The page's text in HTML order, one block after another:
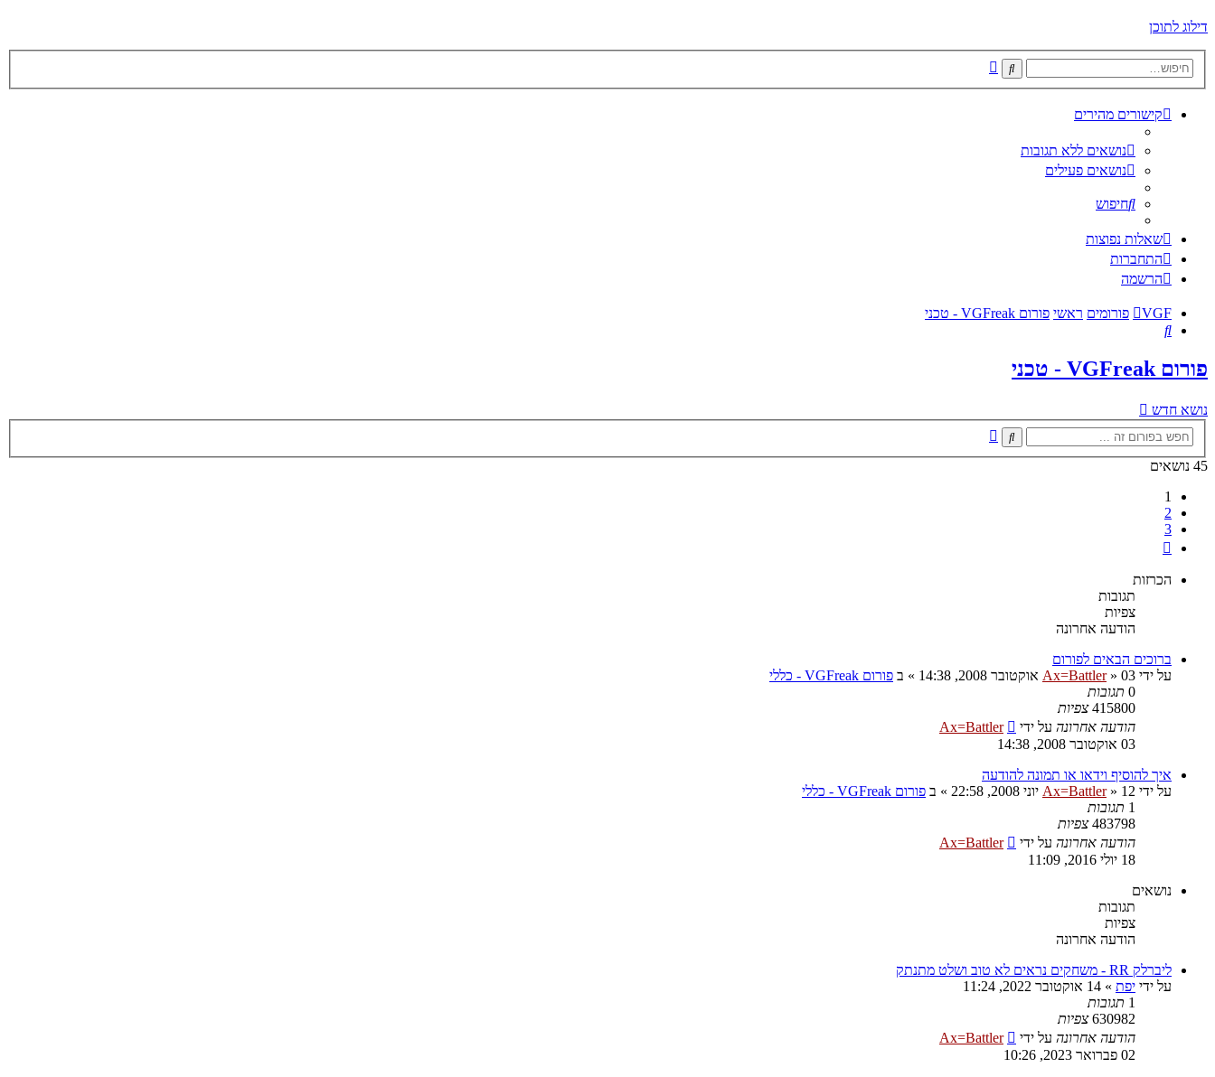
דילוג לתוכן
חיפוש
קישורים מהירים
נושאים ללא תגובות
נושאים פעילים
חיפוש
שאלות נפוצות
התחברות
הרשמה
VGF פורומים ראשי פורום VGFreak - טכני
חיפוש
פורום VGFreak - טכני
נושא חדש
חיפוש
45 נושאים
1
2
3
הכרזות
תגובות
צפיות
הודעה אחרונה
ברוכים הבאים לפורום
על ידי
Ax=Battler» 03 אוקטובר 2008, 14:38 » ב פורום VGFreak - כללי
0 תגובות
415800 צפיות
הודעה אחרונה על ידי
Ax=Battler
03 אוקטובר 2008, 14:38
איך להוסיף וידאו או תמונה להודעה
על ידי
Ax=Battler» 12 יוני 2008, 22:58 » ב פורום VGFreak - כללי
1 תגובות
483798 צפיות
הודעה אחרונה על ידי
Ax=Battler
18 יולי 2016, 11:09
נושאים
תגובות
צפיות
הודעה אחרונה
ליברלק RR - משחקים נראים לא טוב ושלט מתנתק
על ידי יפת » 14 אוקטובר 2022, 11:24
1 תגובות
630982 צפיות
הודעה אחרונה על ידי
Ax=Battler
02 פברואר 2023, 10:26